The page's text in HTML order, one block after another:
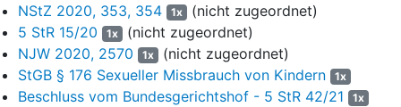
I.
2
1. Der Senat berichtigt den Schuldspruch zu den Fällen II.1
und 2 entsprechend den rechtsfehlerfreien Ausführungen in
den Entscheidungsgründen des angefochtenen Urteils.
NStZ 2020, 353, 354 1x (nicht zugeordnet)
5 StR 15/20
1x (nicht zugeordnet)
NJW 2020, 2570
1x (nicht zugeordnet)
StGB § 176 Sexueller Missbrauch von Kindern
1x
Beschluss vom Bundesgerichtshof - 5 StR 42/21 1x